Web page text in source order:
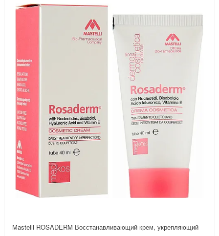
Mastelli ROSADERM Восстанавливающий крем, укрепляющий